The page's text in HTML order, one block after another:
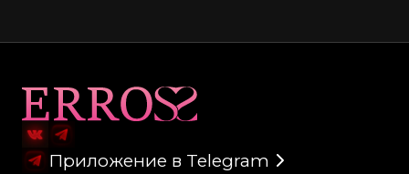
Приложение в Telegram
Карта сайта